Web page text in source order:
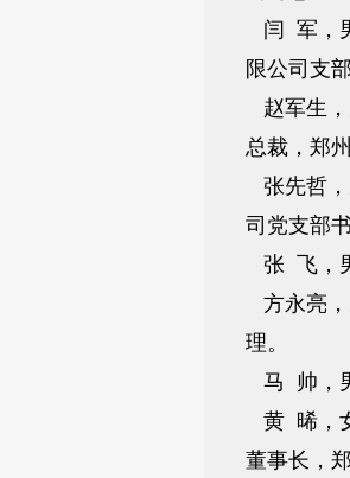
闫 军，
限公司支
赵军生，
总裁，郑
张先哲，
司党支部书
张 飞，
方永亮，
理。
马 帅，
黄 晞，
董事长，